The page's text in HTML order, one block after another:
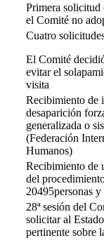
Primera solicitud
el Comité no
Cuatro
El Comité
evitar el
visita
Recibimiento de
desaparición
generalizada o
(Federación
Humanos)
Recibimiento de
del
20495personas
28ª sesión del
solicitar al
pertinente sobre